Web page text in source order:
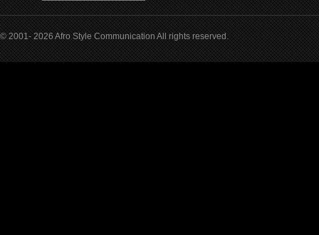
© 2001- 2026 Afro Style Communication All rights reserved.